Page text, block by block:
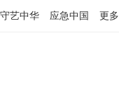
守艺中华 应急中国 更多